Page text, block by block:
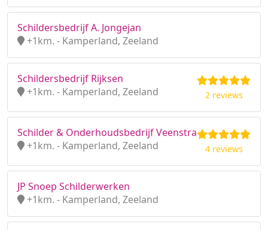
Schildersbedrijf A. Jongejan
+1km. - Kamperland, Zeeland
Schildersbedrijf Rijksen
+1km. - Kamperland, Zeeland
2 reviews
Schilder & Onderhoudsbedrijf Veenstra
+1km. - Kamperland, Zeeland
4 reviews
JP Snoep Schilderwerken
+1km. - Kamperland, Zeeland